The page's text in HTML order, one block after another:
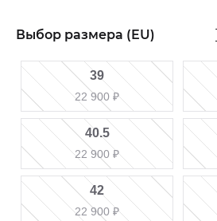
Выбор размера (EU)
39
22 900 ₽
40.5
22 900 ₽
42
22 900 ₽